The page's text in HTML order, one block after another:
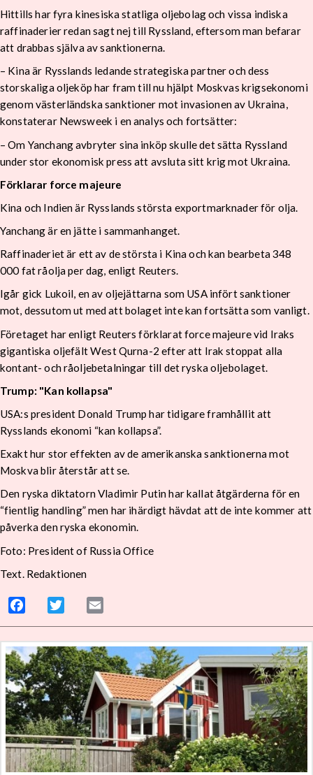
Hittills har fyra kinesiska statliga oljebolag och vissa indiska
raffinaderier redan sagt nej till Ryssland, eftersom man befarar
att drabbas själva av sanktionerna.
– Kina är Rysslands ledande strategiska partner och dess
storskaliga oljeköp har fram till nu hjälpt Moskvas krigsekonomi
genom västerländska sanktioner mot invasionen av Ukraina,
konstaterar Newsweek i en analys och fortsätter:
– Om Yanchang avbryter sina inköp skulle det sätta Ryssland
under stor ekonomisk press att avsluta sitt krig mot Ukraina.
Förklarar force majeure
Kina och Indien är Rysslands största exportmarknader för olja.
Yanchang är en jätte i sammanhanget.
Raffinaderiet är ett av de största i Kina och kan bearbeta 348
000 fat råolja per dag, enligt Reuters.
Igår gick Lukoil, en av oljejättarna som USA infört sanktioner
mot, dessutom ut med att bolaget inte kan fortsätta som vanligt.
Företaget har enligt Reuters förklarat force majeure vid Iraks
gigantiska oljefält West Qurna-2 efter att Irak stoppat alla
kontant- och råoljebetalningar till det ryska oljebolaget.
Trump: "Kan kollapsa"
USA:s president Donald Trump har tidigare framhållit att
Rysslands ekonomi “kan kollapsa”.
Exakt hur stor effekten av de amerikanska sanktionerna mot
Moskva blir återstår att se.
Den ryska diktatorn Vladimir Putin har kallat åtgärderna för en
“fientlig handling” men har ihärdigt hävdat att de inte kommer att
påverka den ryska ekonomin.
Foto: President of Russia Office
Text. Redaktionen
Facebook Twitter